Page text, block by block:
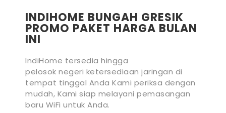
INDIHOME BUNGAH GRESIK
PROMO PAKET HARGA BULAN
INI
IndiHome tersedia hingga
pelosok negeri ketersediaan jaringan di
tempat tinggal Anda Kami periksa dengan
mudah, Kami siap melayani pemasangan
baru WiFi untuk Anda.